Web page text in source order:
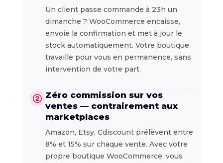
Un client passe commande à 23h un
dimanche ? WooCommerce encaisse,
envoie la confirmation et met à jour le
stock automatiquement. Votre boutique
travaille pour vous en permanence, sans
intervention de votre part.
② Zéro commission sur vos
ventes — contrairement aux
marketplaces
Amazon, Etsy, Cdiscount prélèvent entre
8% et 15% sur chaque vente. Avec votre
propre boutique WooCommerce, vous